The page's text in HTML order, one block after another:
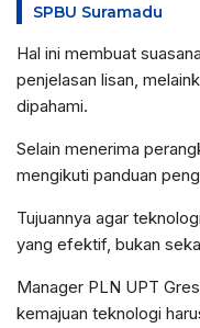
SPBU Suramadu
Hal ini membuat
penjelasan lisan,
dipahami.
Selain menerima
mengikuti panduan
Tujuannya agar
yang efektif, bukan
Manager PLN UPT
kemajuan teknologi